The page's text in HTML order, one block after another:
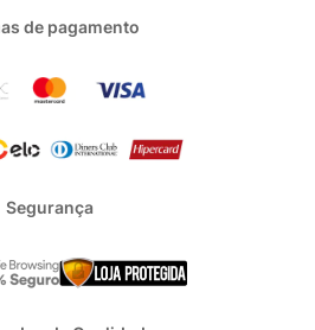
de pagamento
Segurança